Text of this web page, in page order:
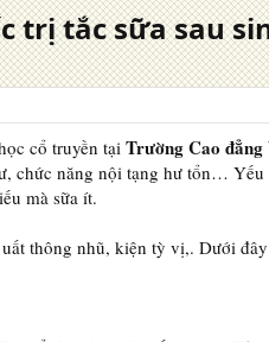
trị tắc sữa sau
cổ truyền tạiTrường Cao
chức năng nội tạng hư tổn…
mà sữa ít.
thông nhũ, kiện tỳ vị,. Dưới